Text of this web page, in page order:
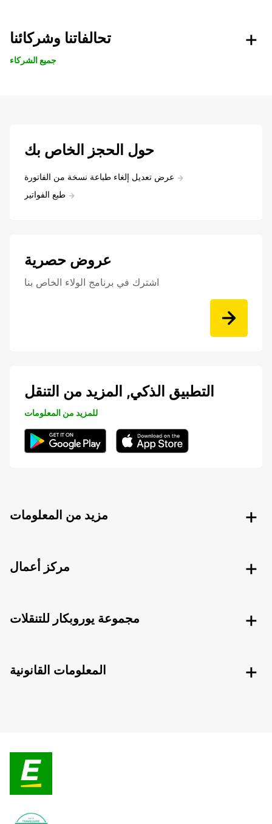
تحالفاتنا وشركائنا
جميع الشركاء
حول الحجز الخاص بك
عرض تعديل إلغاء طباعة نسخة من الفاتورة
طبع الفواتير
عروض حصرية
اشترك في برنامج الولاء الخاص بنا
التطبيق الذكي, المزيد من التنقل
للمزيد من المعلومات
مزيد من المعلومات
مركز أعمال
مجموعة يوروبكار للتنقلات
المعلومات القانونية